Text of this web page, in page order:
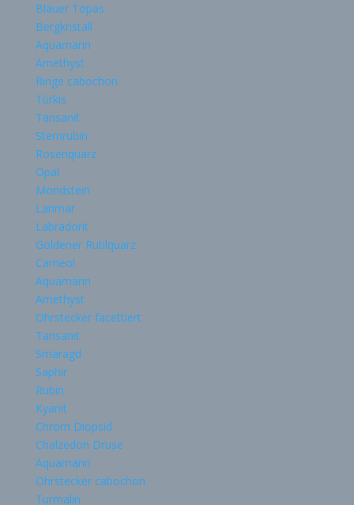
Blauer Topas
Bergkristall
Aquamarin
Amethyst
Ringe cabochon
Türkis
Tansanit
Sternrubin
Rosenquarz
Opal
Mondstein
Larimar
Labradorit
Goldener Rutilquarz
Carneol
Aquamarin
Amethyst
Ohrstecker facettiert
Tansanit
Smaragd
Saphir
Rubin
Kyanit
Chrom Diopsid
Chalzedon Druse
Aquamarin
Ohrstecker cabochon
Turmalin